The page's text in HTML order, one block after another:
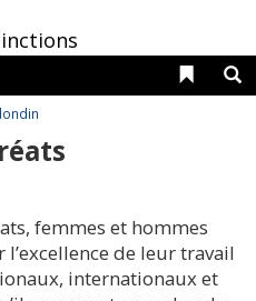
Liens
femmes et hommes
de leur travail
internationaux et